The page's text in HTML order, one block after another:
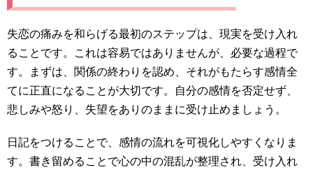
失恋の痛みを和らげる最初のステップは、現実を受け入れ
ることです。これは容易ではありませんが、必要な過程で
す。まずは、関係の終わりを認め、それがもたらす感情全
てに正直になることが大切です。自分の感情を否定せず、
悲しみや怒り、失望をありのままに受け止めましょう。
日記をつけることで、感情の流れを可視化しやすくなりま
す。書き留めることで心の中の混乱が整理され、受け入れ